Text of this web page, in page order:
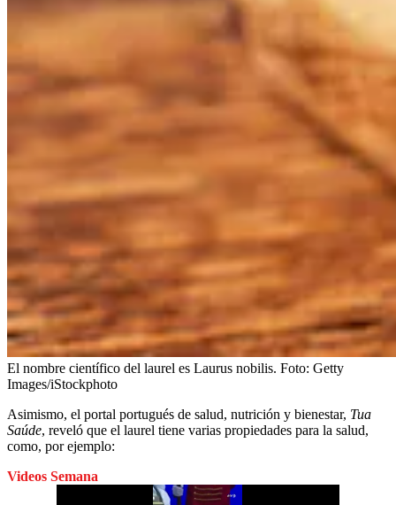
El nombre científico del laurel es Laurus nobilis. Foto: Getty
Images/iStockphoto
Asimismo, el portal portugués de salud, nutrición y bienestar, Tua
Saúde, reveló que el laurel tiene varias propiedades para la salud,
como, por ejemplo:
Videos Semana